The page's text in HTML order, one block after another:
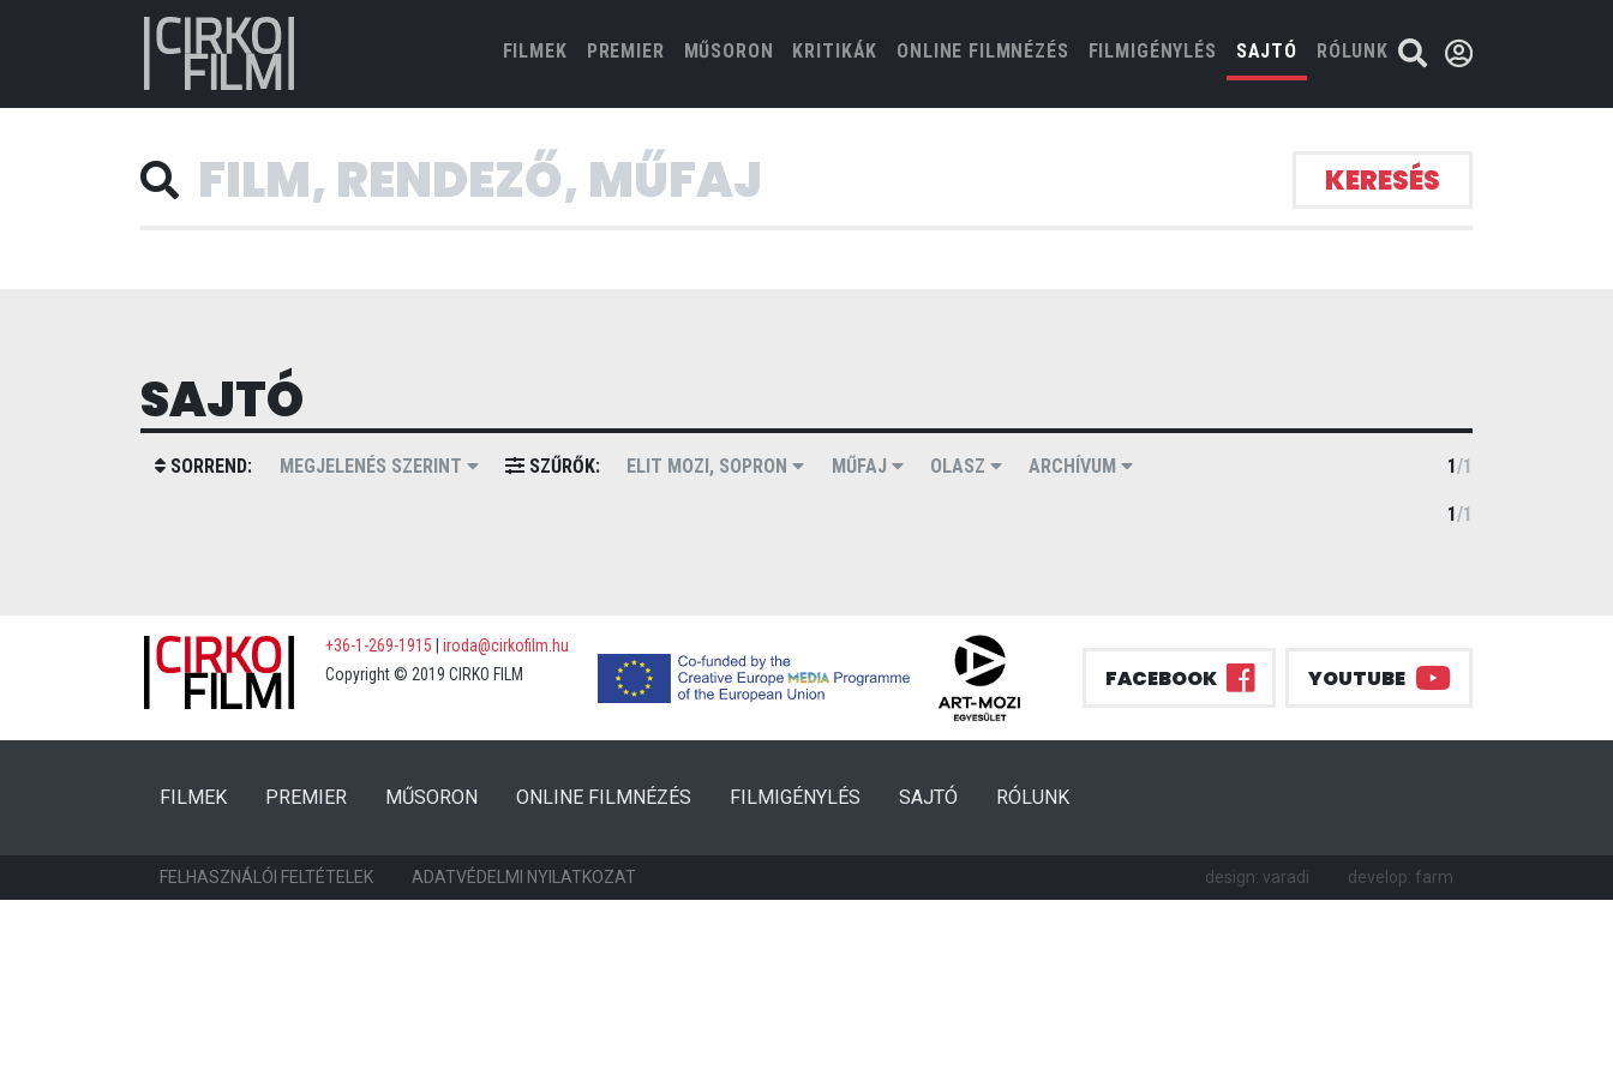
FILMEK(CURRENT)
PREMIER MŰSORON KRITIKÁK ONLINE FILMNÉZÉS FILMIGÉNYLÉS SAJTÓ RÓLUNK
KERESÉS
SAJTÓ
SORREND: MEGJELENÉS SZERINT SZŰRŐK: ELIT MOZI, SOPRON MŰFAJ OLASZ ARCHÍVUM 1/1
1/1
+36-1-269-1915
iroda@cirkofilm.hu
Copyright © 2019 CIRKO FILM
FACEBOOK YOUTUBE
FILMEK(CURRENT)
PREMIER (CURRENT)
MŰSORON ONLINE FILMNÉZÉS FILMIGÉNYLÉS SAJTÓ RÓLUNK
FELHASZNÁLÓI FELTÉTELEK ADATVÉDELMI NYILATKOZAT design: varadi develop: farm